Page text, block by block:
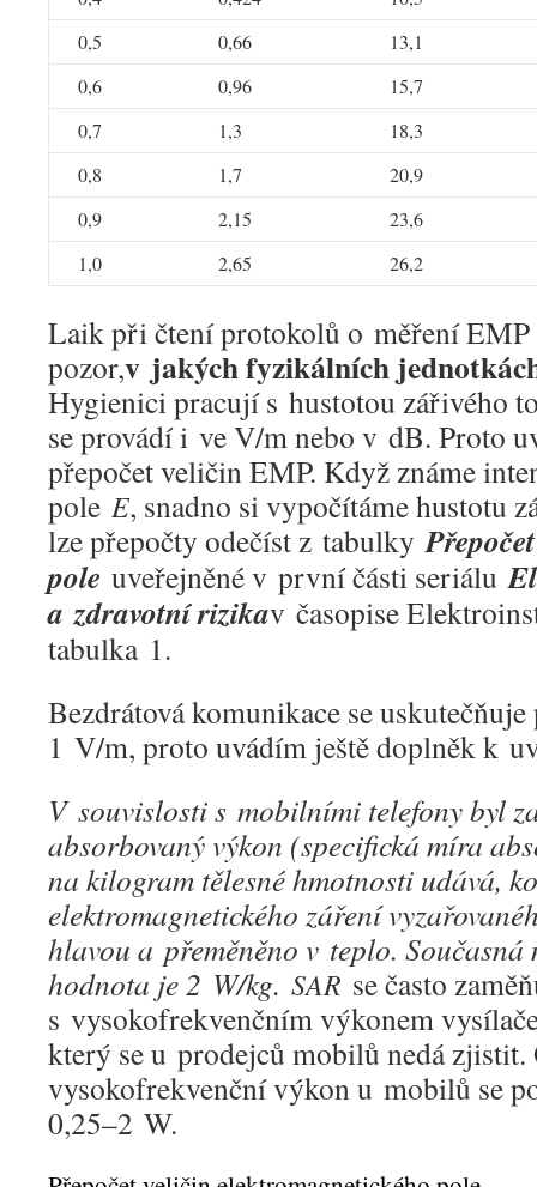
0,5
0,66
13,1
0,6
0,96
15,7
0,7
1,3
18,3
0,8
1,7
20,9
0,9
2,15
23,6
1,0
2,65 26,2
Laik při čtení protokolů o měření EMP
pozor,v jakých fyzikálních
Hygienici pracují s hustotou zářivého
se provádí i ve V/m nebo v dB. Proto
přepočet veličin EMP. Když známe
pole E, snadno si vypočítáme hustotu
lze přepočty odečíst z tabulky
pole uveřejněné v první části seriálu
a zdravotní rizikav časopise
tabulka 1.
Bezdrátová komunikace se
1 V/m, proto uvádím ještě doplněk k
V souvislosti s mobilními telefony byl
absorbovaný výkon (specifická míra
na kilogram tělesné hmotnosti udává,
elektromagnetického záření
hlavou a přeměněno v teplo.
hodnota je 2 W/kg. SAR se často
s vysokofrekvenčním výkonem
který se u prodejců mobilů nedá zjistit.
vysokofrekvenční výkon u mobilů se
0,25–2 W.